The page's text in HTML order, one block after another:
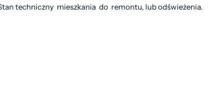
techniczny mieszkania do remontu, lub odświeżenia.